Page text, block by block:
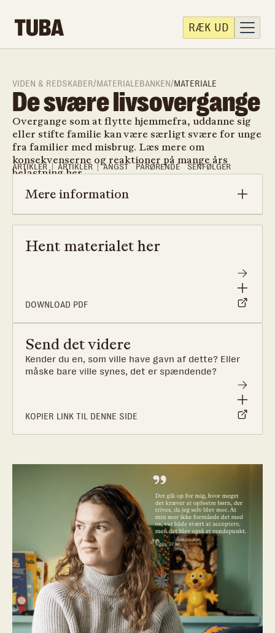
RÆK UD
VIDEN & REDSKABER/MATERIALEBANKEN/MATERIALE
ARTIKLER ARTIKLER ANGST PÅRØRENDE SENFØLGER
De svære livsovergange
Overgange som at flytte hjemmefra, uddanne sig
eller stifte familie kan være særligt svære for unge
fra familier med misbrug. Læs mere om
konsekvenserne og reaktioner på mange års
belastning her.‍
Mere information
Overgange som at flytte hjemmefra, uddanne sig
reaktioner på mange års belastning her.
DOWNLOAD PDF
Hent materialet her
KOPIER LINK TIL DENNE SIDE
Send det videre
Kender du en, som ville have gavn af dette? Eller
måske bare ville synes, det er spændende?